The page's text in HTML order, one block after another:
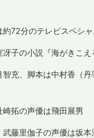
約72分のテレビスペシ
子の小説『海がきこえ
智充、脚本は中村香（丹
崎拓の声優は飛田展男
武藤里伽子の声優は坂本